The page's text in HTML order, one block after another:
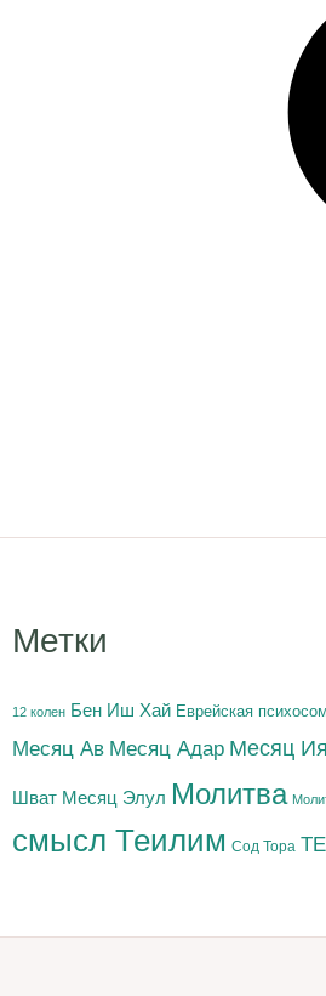
Метки
12 колен Бен Иш Хай Еврейская
Месяц Ав Месяц Адар Месяц
Шват Месяц Элул Молитва
смысл Теилим Сод Тора